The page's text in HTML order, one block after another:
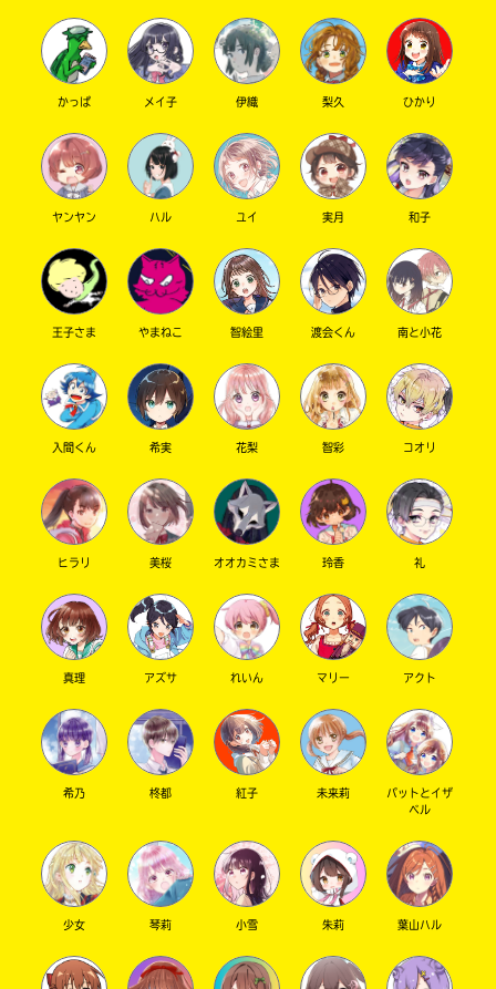
キーワードから探す
オフィシャルアカウント
SNSでシェアする
かっぱ メイ子 伊織 梨久 ひかり
ヤンヤン ハル ユイ 実月 和子
王子さま やまねこ 智絵里 渡会くん 南と小花
入間くん 希実 花梨 智彩 コオリ
ヒラリ 美桜 オオカミさま 玲香 礼
真理 アズサ れいん マリー アクト
希乃 柊都 紅子 未来莉
パットとイザ
ベル
少女 琴莉 小雪 朱莉 葉山ハル